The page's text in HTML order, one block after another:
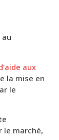
aux
la mise en
le
le marché,